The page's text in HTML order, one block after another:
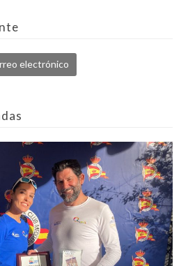
electrónico